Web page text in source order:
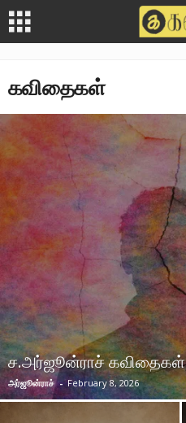
கவிதைகள்
ச.அர்ஜூன்ராச் கவிதைகள்
அர்ஜூன்ராச் - February 8, 2026